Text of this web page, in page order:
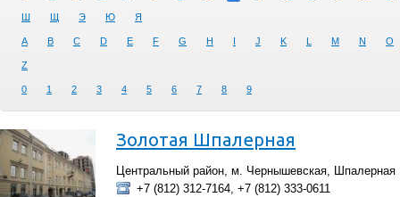
Ш Щ Э Ю Я
A B C D E F G H I J K L M N O
Z
0 1 2 3 4 5 6 7 8 9
Золотая Шпалерная
Центральный район, м. Чернышевская, Шпалерная
+7 (812) 312-7164, +7 (812) 333-0611